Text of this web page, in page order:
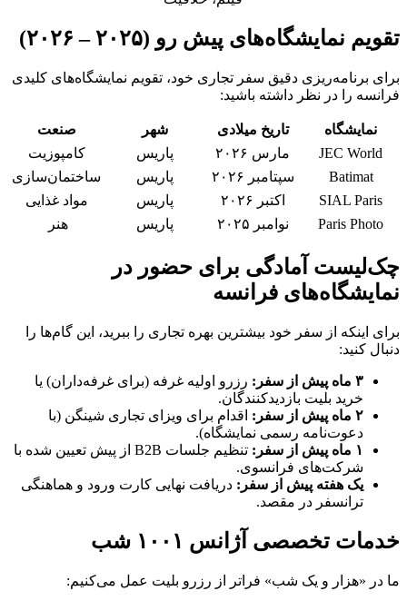
تقویم نمایشگاه‌های پیش رو (۲۰۲۵ – ۲۰۲۶)
برای برنامه‌ریزی دقیق سفر تجاری خود، تقویم نمایشگاه‌های کلیدی
فرانسه را در نظر داشته باشید:
نمایشگاه تاریخ میلادی شهر
صنعت
JEC World
مارس ۲۰۲۶ پاریس
کامپوزیت
Batimat
سپتامبر ۲۰۲۶ پاریس
ساختمان‌سازی
SIAL Paris
اکتبر ۲۰۲۶ پاریس
مواد غذایی
Paris Photo
نوامبر ۲۰۲۵ پاریس هنر
چک‌لیست آمادگی برای حضور در
نمایشگاه‌های فرانسه
برای اینکه از سفر خود بیشترین بهره تجاری را ببرید، این گام‌ها را
دنبال کنید:
۳ ماه پیش از سفر:
رزرو اولیه غرفه (برای غرفه‌داران) یا
خرید بلیت بازدیدکنندگان.
۲ ماه پیش از سفر:
اقدام برای ویزای تجاری شینگن (با
دعوت‌نامه رسمی نمایشگاه).
۱ ماه پیش از سفر:
تنظیم جلسات B2B از پیش تعیین شده با
شرکت‌های فرانسوی.
یک هفته پیش از سفر: دریافت نهایی کارت ورود و هماهنگی
ترانسفر در مقصد.
خدمات تخصصی آژانس ۱۰۰۱ شب
ما در «هزار و یک شب» فراتر از رزرو بلیت عمل می‌کنیم: